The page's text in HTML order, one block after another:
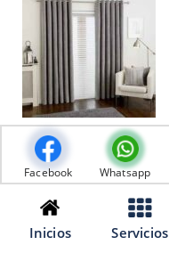
Facebook Whatsapp
Inicios Servicios